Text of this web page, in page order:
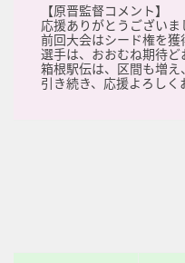
【原晋監督コメント】
応援ありがとうございま
前回大会はシード権を
選手は、おおむね期待
箱根駅伝は、区間も増
引き続き、応援よろしく